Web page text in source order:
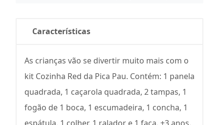
Características
As crianças vão se divertir muito mais com o
kit Cozinha Red da Pica Pau. Contém: 1 panela
quadrada, 1 caçarola quadrada, 2 tampas, 1
fogão de 1 boca, 1 escumadeira, 1 concha, 1